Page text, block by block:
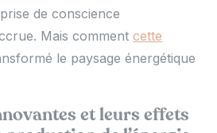
de conscience
Mais commentcette
le paysage énergétique
et leurs effets